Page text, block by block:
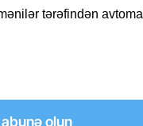
tərəfindən
abunə olun